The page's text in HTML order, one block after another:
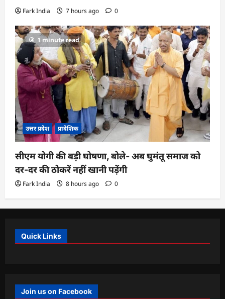
Fark India 7 hours ago 0
1 minute read
उत्तर प्रदेश प्रादेशिक
सीएम योगी की बड़ी घोषणा, बोले- अब घुमंतू समाज को
दर-दर की ठोकरें नहीं खानी पड़ेंगी
Fark India 8 hours ago 0
Quick Links
Join us on Facebook